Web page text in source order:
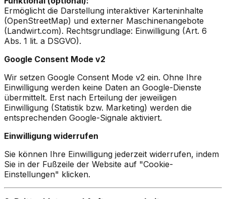
Ermöglicht die Darstellung interaktiver Karteninhalte
(OpenStreetMap) und externer Maschinenangebote
(Landwirt.com). Rechtsgrundlage: Einwilligung (Art. 6
Abs. 1 lit. a DSGVO).
Google Consent Mode v2
Wir setzen Google Consent Mode v2 ein. Ohne Ihre
Einwilligung werden keine Daten an Google-Dienste
übermittelt. Erst nach Erteilung der jeweiligen
Einwilligung (Statistik bzw. Marketing) werden die
entsprechenden Google-Signale aktiviert.
Einwilligung widerrufen
Sie können Ihre Einwilligung jederzeit widerrufen, indem
Sie in der Fußzeile der Website auf "Cookie-
Einstellungen" klicken.